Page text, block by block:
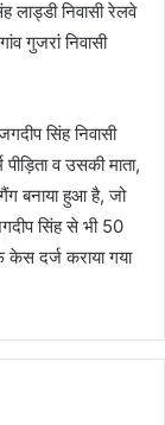
लाड्डी निवासी रेलवे
गुजरां निवासी
सिंह निवासी
व उसकी माता,
बनाया हुआ है, जो
सिंह से भी 50
दर्ज कराया गया